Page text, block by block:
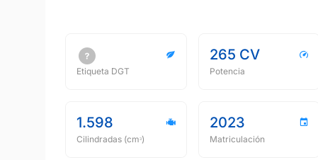
Etiqueta DGT
265 CV
Potencia
1.598
Cilindradas (cmᵌ)
2023
Matriculación